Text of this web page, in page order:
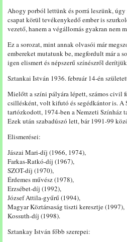
Ahogy porból lettünk és porrá leszünk, úgy
csapat körül tevékenykedő ember is
vezető, hanem a végállomás gyakran nem
Ez a sorozat, mint annak olvasói már
embereket mutatunk be, megfordult már a
igen elismert és népszerű színészről
Sztankai István 1936. február 14-én
Mielőtt a színi pályára lépett, számos civil
csillésként, volt kifutó és segédkántor is.
tartózkodott, 1974-ben a Nemzeti Színház
Ezek után szabadúszó lett, bár 1991-99
Elismerései:
Jászai Mari-díj (1966, 1974),
Farkas-Ratkó-díj (1967),
SZOT-díj (1970),
Érdemes művész (1978),
Erzsébet-díj (1992),
József Attila-gyűrű (1994),
Magyar Köztársaság tiszti keresztje (1997),
Kossuth-díj (1998).
Sztankay István főbb szerepei: